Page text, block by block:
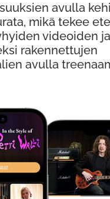
Kokeile Ilmaiseksi
avulla
mikä tekee
videoiden ja
rakennettujen
avulla